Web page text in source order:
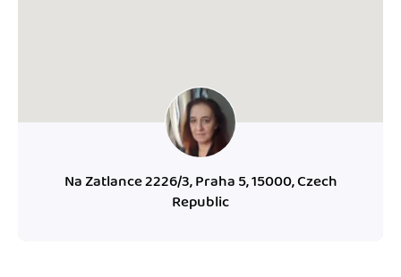
Na Zatlance 2226/3, Praha 5, 15000, Czech
Republic